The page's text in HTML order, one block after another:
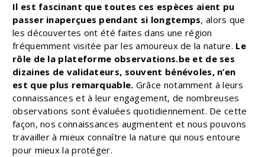
Il est fascinant que toutes ces espèces aient pu
passer inaperçues pendant si longtemps, alors que
les découvertes ont été faites dans une région
fréquemment visitée par les amoureux de la nature. Le
rôle de la plateforme observations.be et de ses
dizaines de validateurs, souvent bénévoles, n’en
est que plus remarquable. Grâce notamment à leurs
connaissances et à leur engagement, de nombreuses
observations sont évaluées quotidiennement. De cette
façon, nos connaissances augmentent et nous pouvons
travailler à mieux connaître la nature qui nous entoure
pour mieux la protéger.